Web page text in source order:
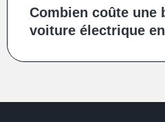
Combien coûte une
voiture électrique